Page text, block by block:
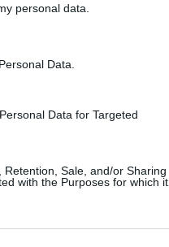
personal data.
Data.
Data for Targeted
Sale, and/or Sharing
with the Purposes for which it
di vittorie spetta
otto
Al
il cui primo titolo
Federer, che vinse il
di Federer,
Agassi, è stato
edizioni vinte in
1987 ha dalla sua
prossime edizioni che
di età vale fino